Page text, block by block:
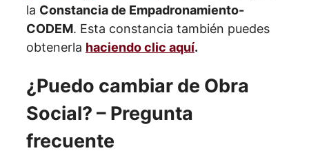
la Constancia de Empadronamiento-
CODEM. Esta constancia también puedes
obtenerla haciendo clic aquí.
¿Puedo cambiar de Obra
Social? – Pregunta
frecuente